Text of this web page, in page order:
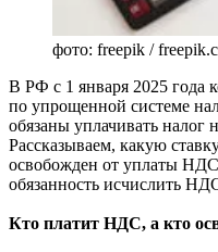
фото: freepik /
В РФ с 1 января 2025 года
по упрощенной системе
обязаны уплачивать
Рассказываем, какую
освобожден от уплаты
обязанность исчислить
Кто платит НДС, а кто